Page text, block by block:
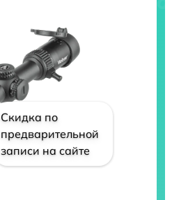
Скидка по
предварительной
записи на сайте